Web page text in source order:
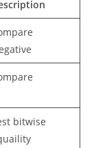
bitwise